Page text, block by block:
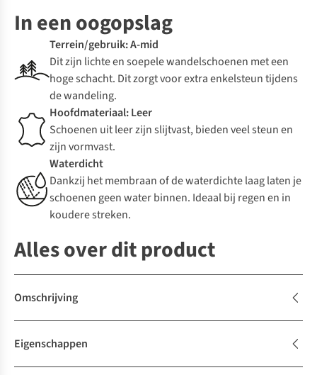
In een oogopslag
Terrein/gebruik: A-mid
Dit zijn lichte en soepele wandelschoenen met een
hoge schacht. Dit zorgt voor extra enkelsteun tijdens
de wandeling.
Hoofdmateriaal: Leer
Schoenen uit leer zijn slijtvast, bieden veel steun en
zijn vormvast.
Waterdicht
Dankzij het membraan of de waterdichte laag laten je
schoenen geen water binnen. Ideaal bij regen en in
koudere streken.
Alles over dit product
Omschrijving
Eigenschappen